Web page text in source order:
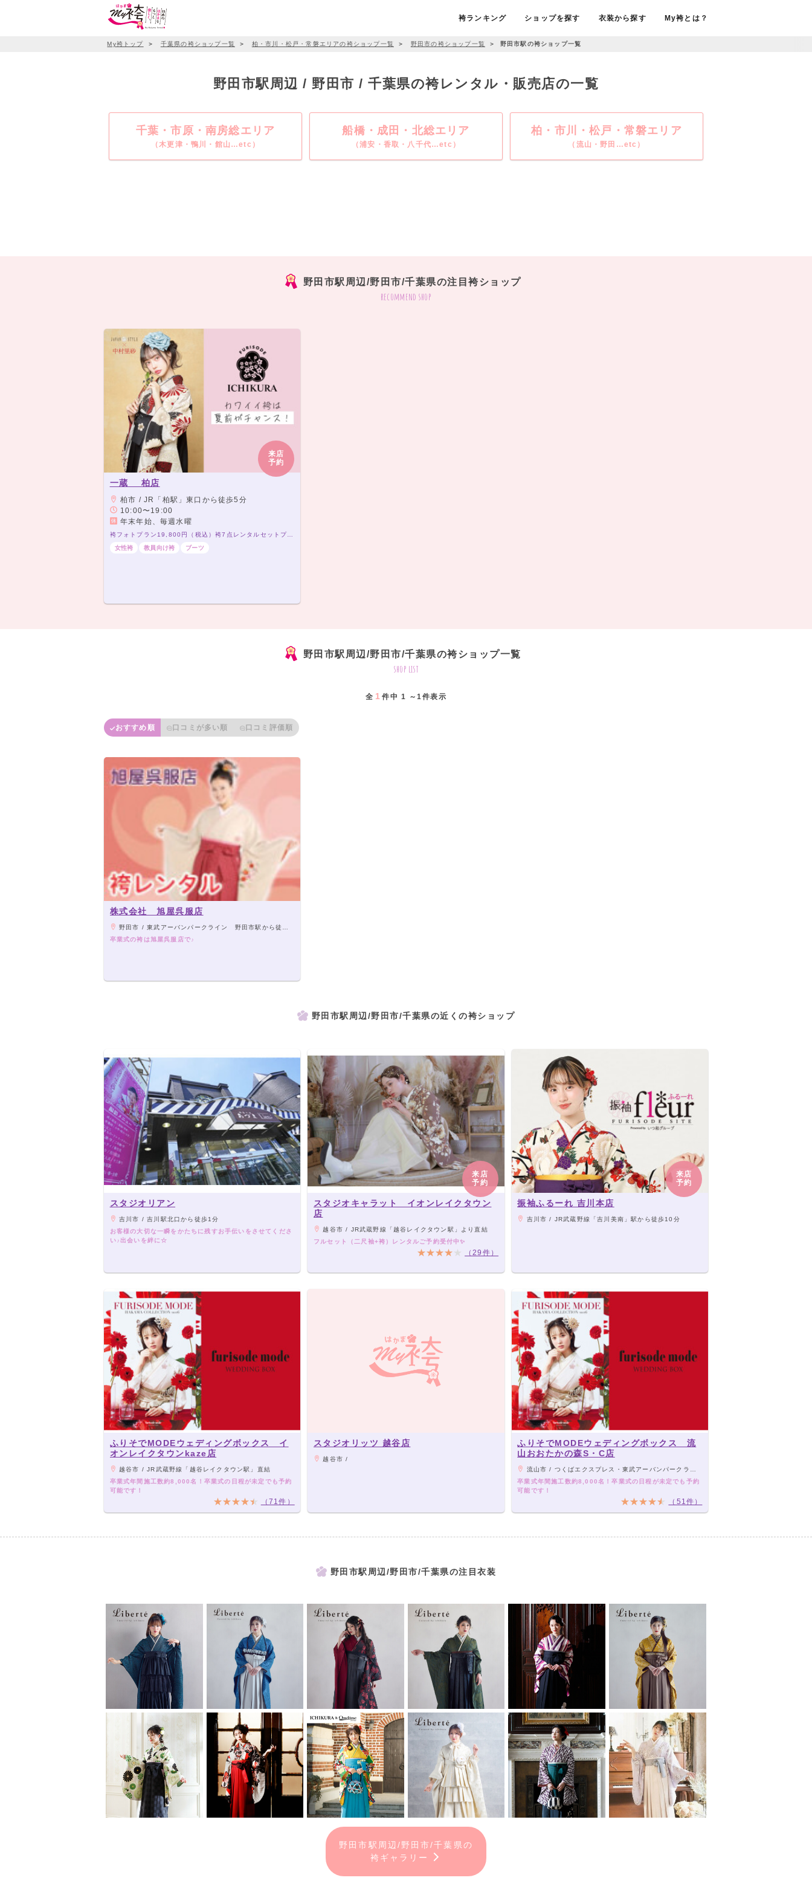
袴ランキング ショップを探す 衣装から探す My袴とは？
My袴トップ ＞ 千葉県の袴ショップ一覧 ＞ 柏・市川・松戸・常磐エリアの袴ショップ一覧 ＞ 野田市の袴ショップ一覧 ＞ 野田市駅の袴ショップ一覧
野田市駅周辺 / 野田市 / 千葉県の袴レンタル・販売店の一覧
千葉・市原・南房総エリア
（木更津・鴨川・館山…etc）
船橋・成田・北総エリア
（浦安・香取・八千代…etc）
柏・市川・松戸・常磐エリア
（流山・野田…etc）
野田市駅周辺/野田市/千葉県の注目袴ショップ
recommend shop
来店
予約
一蔵 柏店
柏市 / JR「柏駅」東口から徒歩5分
10:00〜19:00
年末年始、毎週水曜
女性袴
教員向け袴 ブーツ
野田市駅周辺/野田市/千葉県の袴ショップ一覧
shop list
全 1 件中 1 ～1件表示
おすすめ順 口コミが多い順 口コミ評価順
株式会社 旭屋呉服店
野田市 / 東武アーバンパークライン 野田市駅から徒歩5分
卒業式の袴は旭屋呉服店で♪
野田市駅周辺/野田市/千葉県の近くの袴ショップ
スタジオリアン
吉川市 / 吉川駅北口から徒歩1分
お客様の大切な一瞬をかたちに残すお手伝いをさせてくださ
い♪出会いを絆に☆
来店
予約
スタジオキャラット イオンレイクタウン
店
越谷市 / JR武蔵野線「越谷レイクタウン駅」より直結
フルセット（二尺袖+袴）レンタルご予約受付中✨
（29件）
来店
予約
振袖ふるーれ 吉川本店
吉川市 / JR武蔵野線「吉川美南」駅から徒歩10分
ふりそでMODEウェディングボックス イ
オンレイクタウンkaze店
越谷市 / JR武蔵野線「越谷レイクタウン駅」直結
卒業式年間施工数約8,000名！卒業式の日程が未定でも予約
可能です！
（71件）
スタジオリッツ 越谷店
越谷市 /
ふりそでMODEウェディングボックス 流
山おおたかの森S・C店
流山市 / つくばエクスプレス・東武アーバンパークライン「流山おおたかの森駅」から徒歩5分
卒業式年間施工数約8,000名！卒業式の日程が未定でも予約
可能です！
（51件）
野田市駅周辺/野田市/千葉県の注目衣装
野田市駅周辺/野田市/千葉県の
袴ギャラリー